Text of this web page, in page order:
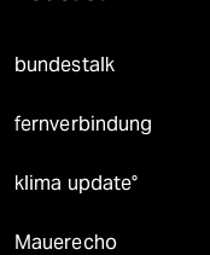
bundestalk
fernverbindung
klima update°
Mauerecho